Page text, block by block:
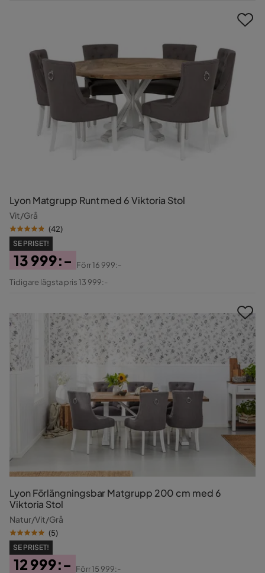
Lyon Matgrupp Runt med 6 Viktoria Stol
Vit/Grå
(42)
SE PRISET!
Pris
13 999:-
Original
Förr16 999:-
Tidigare lägsta pris 13 999:-
Lyon Förlängningsbar Matgrupp 200 cm med 6
Viktoria Stol
Natur/Vit/Grå
(5)
SE PRISET!
12 999:-
Förr15 999:-